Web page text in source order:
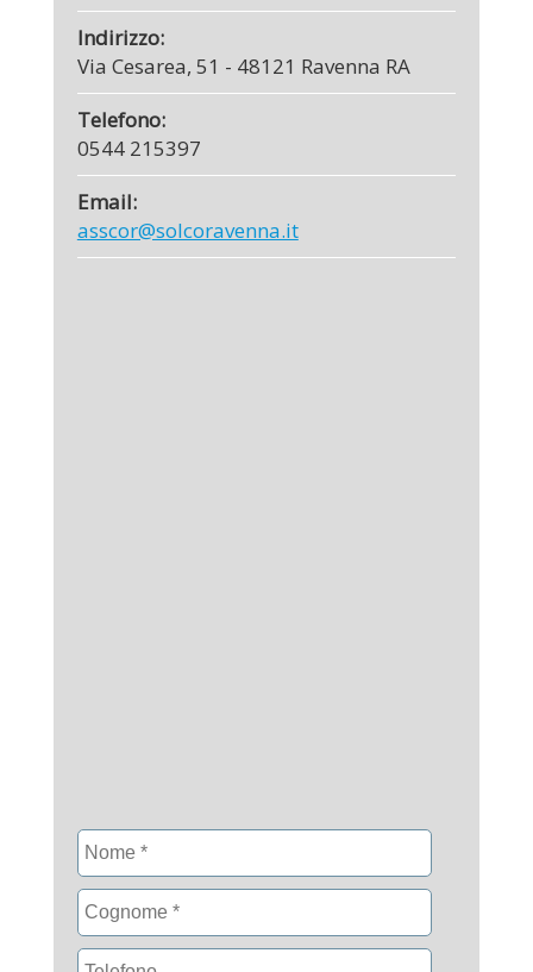
Indirizzo:
Via Cesarea, 51 - 48121 Ravenna RA
Telefono:
0544 215397
Email:
asscor@solcoravenna.it